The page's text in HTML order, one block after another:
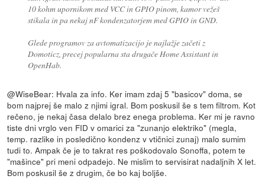
10 kohm upornikom med VCC in GPIO pinom, kamor vežeš
stikala in pa nekaj nF kondenzatorjem med GPIO in GND.
Glede programov za avtomatizacijo je najlažje začeti z
Domoticz, precej popularna sta drugače Home Assistant in
OpenHab.
@WiseBear: Hvala za info. Ker imam zdaj 5 "basicov" doma, se
bom najprej še malo z njimi igral. Bom poskusil še s tem filtrom. Kot
rečeno, je nekaj časa delalo brez enega problema. Ker mi je ravno
tiste dni vrglo ven FID v omarici za "zunanjo elektriko" (megla,
temp. razlike in posledično kondenz v vtičnici zunaj) malo sumim
tudi to. Ampak če je to takrat res poškodovalo Sonoffa, potem te
"mašince" pri meni odpadejo. Ne mislim to servisirat nadaljnih X let.
Bom poskusil še z drugim, če bo kaj boljše.